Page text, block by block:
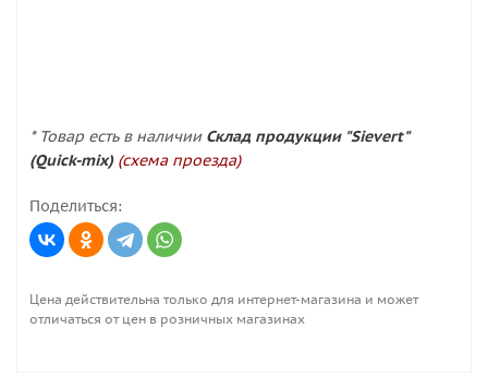
* Товар есть в наличии Склад продукции "Sievert"
(Quick-mix) (схема проезда)
Поделиться:
Цена действительна только для интернет-магазина и может
отличаться от цен в розничных магазинах